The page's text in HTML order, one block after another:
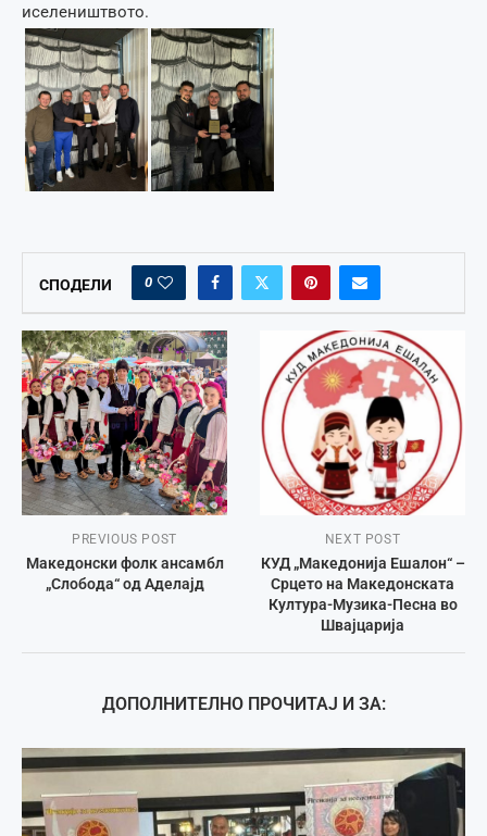
иселеништвото.
СПОДЕЛИ 0
PREVIOUS POST
Македонски фолк ансамбл
„Слобода“ од Аделајд
NEXT POST
КУД „Македонија Ешалон“ –
Срцето на Македонската
Култура-Музика-Песна во
Швајцарија
ДОПОЛНИТЕЛНО ПРОЧИТАЈ И ЗА: